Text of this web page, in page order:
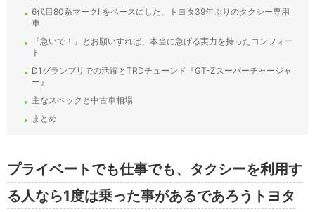
6代目80系マークIIをベースにした、トヨタ39年ぶりのタクシー専用
車
『急いで！』とお願いすれば、本当に急げる実力を持ったコンフォー
ト
D1グランプリでの活躍とTRDチューンド『GT-Zスーパーチャージャ
ー』
主なスペックと中古車相場
まとめ
プライベートでも仕事でも、タクシーを利用す
る人なら1度は乗った事があるであろうトヨタ